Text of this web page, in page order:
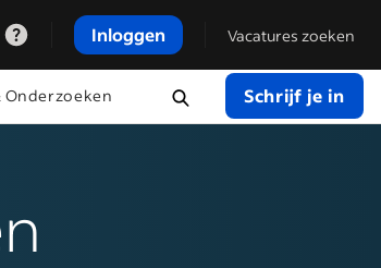
Inloggen Vacatures zoeken
Onderzoeken Schrijf je in